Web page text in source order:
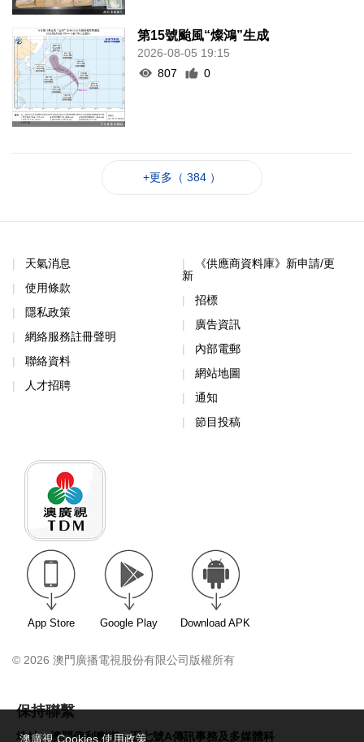
第15號颱風“燦鴻”生成
2026-08-05 19:15
807
0
+更多（ 384 ）
天氣消息
使用條款
隱私政策
網絡服務註冊聲明
聯絡資料
人才招聘
《供應商資料庫》新申請/更
新
招標
廣告資訊
內部電郵
網站地圖
通知
節目投稿
App Store Google Play Download APK
© 2026 澳門廣播電視股份有限公司版權所有
保持聯繫
地址：澳門俾利喇街一五七號A傳訊事務及多媒體科
澳廣視 Cookies 使用政策